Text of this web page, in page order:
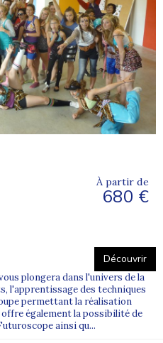
À partir de
680 €
Découvrir
plongera dans l'univers de la
l'apprentissage des techniques
permettant la réalisation
également la possibilité de
ainsi qu...